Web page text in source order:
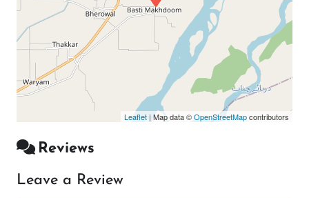
Leaflet | Map data ©OpenStreetMapcontributors
Reviews
Leave a Review